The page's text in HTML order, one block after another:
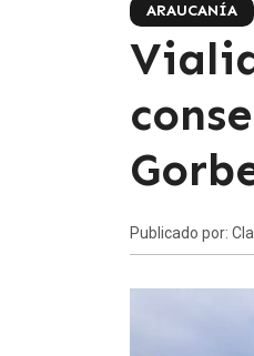
ARAUCANÍA
Publicado por: